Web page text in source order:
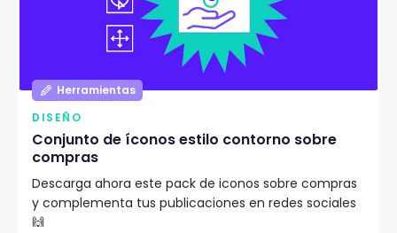
Herramientas
DISEÑO
Conjunto de íconos estilo contorno sobre
compras
Descarga ahora este pack de iconos sobre compras
y complementa tus publicaciones en redes sociales
🙌